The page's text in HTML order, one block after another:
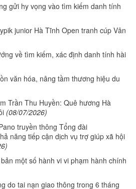
gửi hy vọng vào tìm kiếm danh tính
junior Hà Tĩnh Open tranh cúp Vân
về tìm kiếm, xác định danh tính hài
văn hóa, nâng tầm thương hiệu du
Trần Thu Huyền: Quê hương Hà
(08/07/2026)
truyền thông Tổng đài
năng tiếp cận dịch vụ trợ giúp xã hội
một số hành vi vi phạm hành chính
do tai nạn giao thông trong 6 tháng